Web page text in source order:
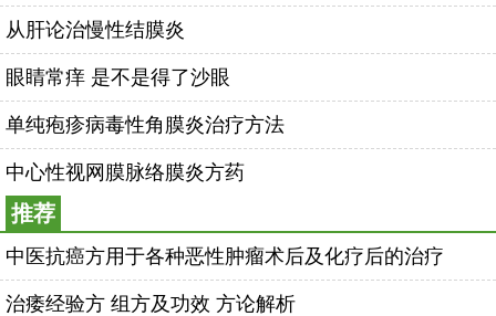
从肝论治慢性结膜炎
眼睛常痒 是不是得了沙眼
单纯疱疹病毒性角膜炎治疗方法
中心性视网膜脉络膜炎方药
推荐
中医抗癌方用于各种恶性肿瘤术后及化疗后的治疗
治痿经验方 组方及功效 方论解析